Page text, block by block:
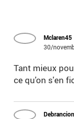
Mclaren45
30/
Tant mieux
ce qu'on s'en